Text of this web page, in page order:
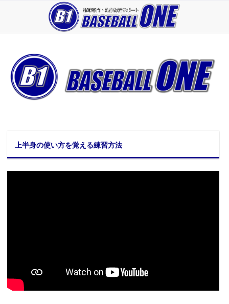
上半身の使い方を覚える練習方法